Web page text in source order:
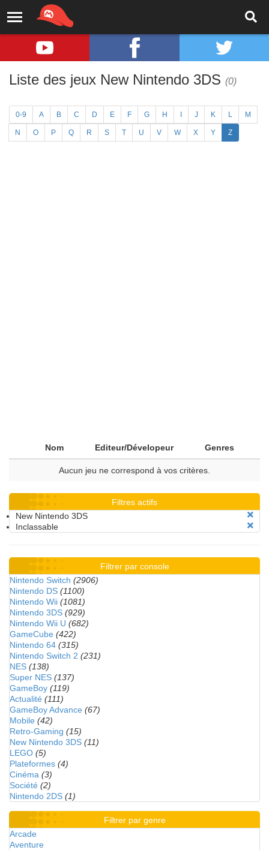
Liste des jeux New Nintendo 3DS (0)
0-9 A B C D E F G H J K L M
N O P Q R S T U V W X Y Z
Nom Editeur/Dévelopeur Genres
Aucun jeu ne correspond à vos critères.
Filtres actifs
New Nintendo 3DS
Inclassable
Filtrer par console
Nintendo Switch (2906)
Nintendo DS (1100)
Nintendo Wii (1081)
Nintendo 3DS (929)
Nintendo Wii U (682)
GameCube (422)
Nintendo 64 (315)
Nintendo Switch 2 (231)
NES (138)
Super NES (137)
GameBoy (119)
Actualité (111)
GameBoy Advance (67)
Mobile (42)
Retro-Gaming (15)
New Nintendo 3DS (11)
LEGO (5)
Plateformes (4)
Cinéma (3)
Société (2)
Nintendo 2DS (1)
Filtrer par genre
Arcade
Aventure